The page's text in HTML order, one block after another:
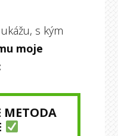
s kým
moje
METODA